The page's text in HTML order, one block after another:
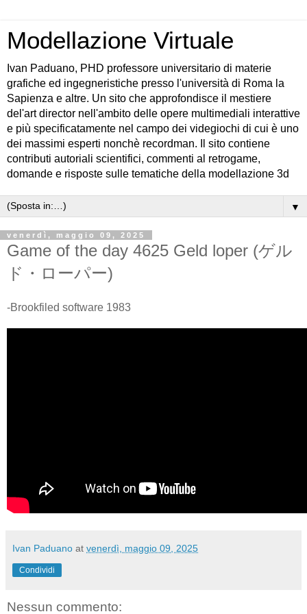
Modellazione Virtuale
Ivan Paduano, PHD professore universitario di materie
grafiche ed ingegneristiche presso l'università di Roma la
Sapienza e altre. Un sito che approfondisce il mestiere
del'art director nell'ambito delle opere multimediali interattive
e più specificatamente nel campo dei videgiochi di cui è uno
dei massimi esperti nonchè recordman. Il sito contiene
contributi autoriali scientifici, commenti al retrogame,
domande e risposte sulle tematiche della modellazione 3d
▼
venerdì, maggio 09, 2025
Game of the day 4625 Geld loper (ゲル
ド・ローパー)
-Brookfiled software 1983
Ivan Paduano at venerdì, maggio 09, 2025
Condividi
Nessun commento: